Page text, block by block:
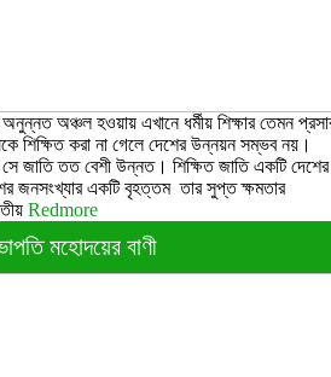
অঞ্চল হওয়ায় এখানে ধর্মীয় শিক্ষার তেমন
শিক্ষিত করা না গেলে দেশের উন্নয়ন সম্ভব নয়।
সে জাতি তত বেশী উন্নত। শিক্ষিত জাতি একটি দেশের
জনসংখ্যার একটি বৃহত্তম তার সুপ্ত ক্ষমতার
Redmore
মহোদয়ের বাণী